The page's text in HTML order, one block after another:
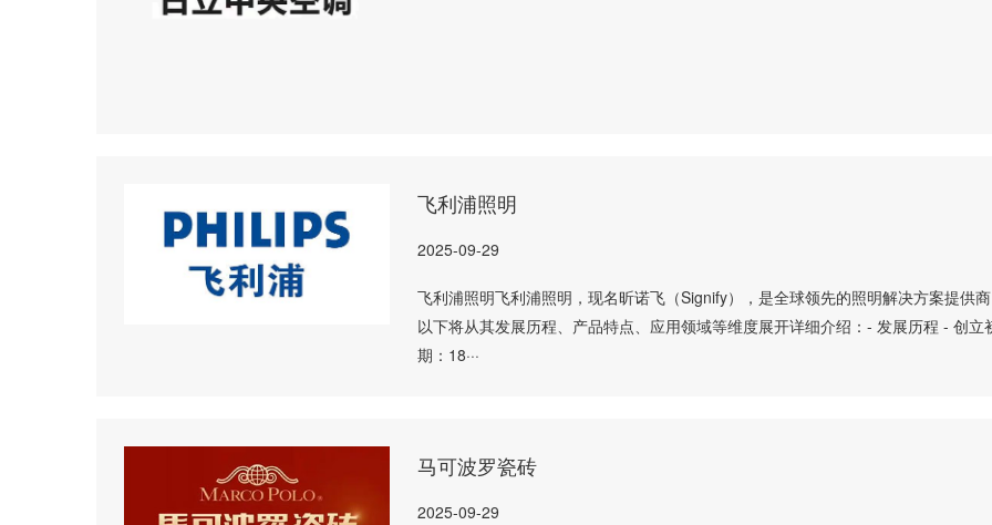
飞利浦照明
2025-09-29
飞利浦照明飞利浦照明，现名昕诺飞（Signify），是全球领先的照明解决方案提供
以下将从其发展历程、产品特点、应用领域等维度展开详细介绍：- 发展历程 - 创立
期：18···
马可波罗瓷砖
2025-09-29